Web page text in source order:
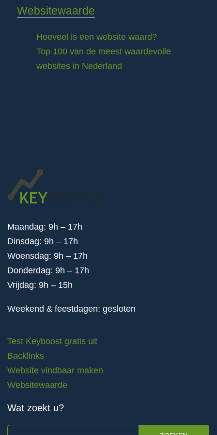
Websitewaarde
Hoeveel is een website waard?
Top 100 van de meest waardevolle
websites in Nederland
Maandag: 9h – 17h
Dinsdag: 9h – 17h
Woensdag: 9h – 17h
Donderdag: 9h – 17h
Vrijdag: 9h – 15h
Weekend & feestdagen: gesloten
Test Keyboost gratis uit
Backlinks
Website vindbaar maken
Websitewaarde
Wat zoekt u?